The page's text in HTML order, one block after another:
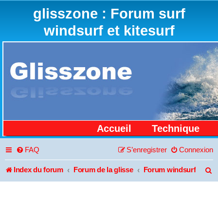
glisszone : Forum surf
windsurf et kitesurf
Accueil Technique
FAQ Connexion
S’enregistrer
Index du forum Forum de la glisse Forum windsurf